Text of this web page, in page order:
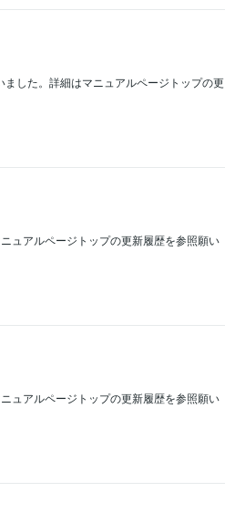
した。詳細はマニュアルページトップの更
ュアルページトップの更新履歴を参照願い
ュアルページトップの更新履歴を参照願い